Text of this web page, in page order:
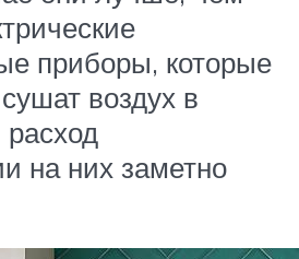
приборы, которые
воздух в
на них заметно